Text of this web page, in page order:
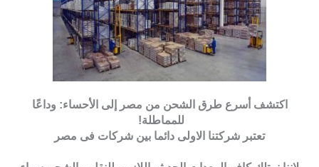
اكتشف أسرع طرق الشحن من مصر إلى الأحساء: وداعًا
للمماطلة!
تعتبر شركتنا الاولى دائما بین شركات فى مصر